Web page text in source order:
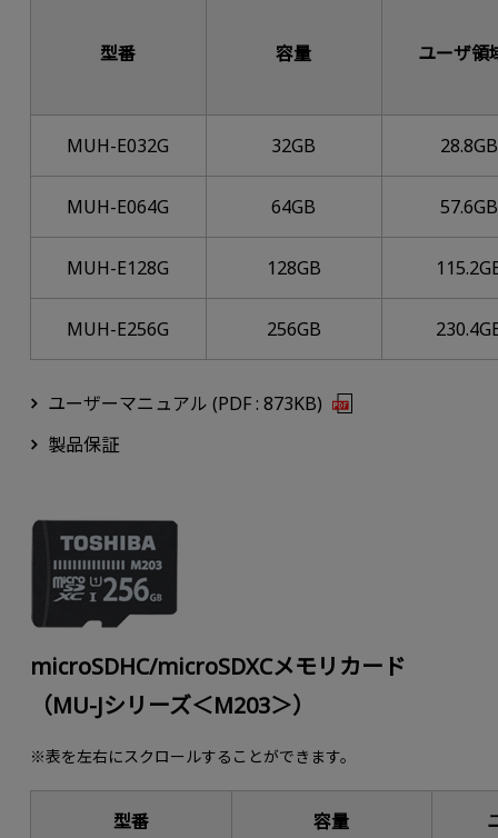
型番 容量 ユーザ領
MUH-E032G 32GB 28.8GB
MUH-E064G 64GB 57.6GB
MUH-E128G 128GB
MUH-E256G 256GB
ユーザーマニュアル (PDF : 873KB)
製品保証
microSDHC/microSDXCメモリカード
（MU-Jシリーズ＜M203＞）
※表を左右にスクロールすることができます。
型番 容量